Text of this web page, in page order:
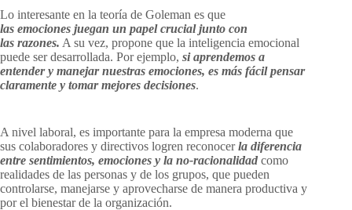
Lo interesante en la teoría de Goleman es que
las emociones juegan un papel crucial junto con
las razones. A su vez, propone que la inteligencia emocional
puede ser desarrollada. Por ejemplo, si aprendemos a
entender y manejar nuestras emociones, es más fácil pensar
claramente y tomar mejores decisiones.
A nivel laboral, es importante para la empresa moderna que
sus colaboradores y directivos logren reconocerla diferencia
entre sentimientos, emociones y la no-racionalidad como
realidades de las personas y de los grupos, que pueden
controlarse, manejarse y aprovecharse de manera productiva y
por el bienestar de la organización.